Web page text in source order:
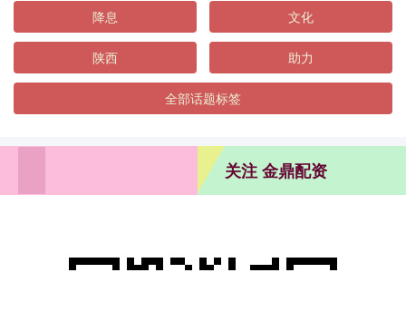
降息 文化
陕西 助力
全部话题标签
关注 金鼎配资